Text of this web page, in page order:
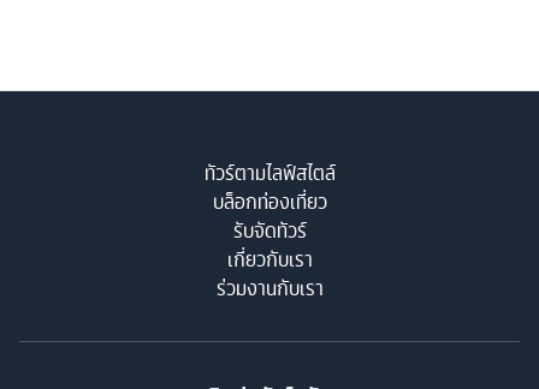
ทัวร์ตามไลฟ์สไตล์
บล็อกท่องเที่ยว
รับจัดทัวร์
เกี่ยวกับเรา
ร่วมงานกับเรา